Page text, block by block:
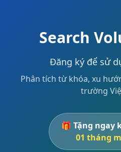
Search
Đăng ký để sử
Phân tích từ khóa, xu
trường
🎁 Tặng ngay
01 tháng